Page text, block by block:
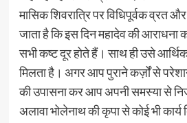
मासिक शिवरात्रि पर विधिपूर्वक व्रत
जाता है कि इस दिन महादेव की
सभी कष्ट दूर होते हैं। साथ ही उसे
मिलता है। अगर आप पुराने कर्ज़ों से
की उपासना कर आप अपनी समस्या से
अलावा भोलेनाथ की कृपा से कोई भी कार्य